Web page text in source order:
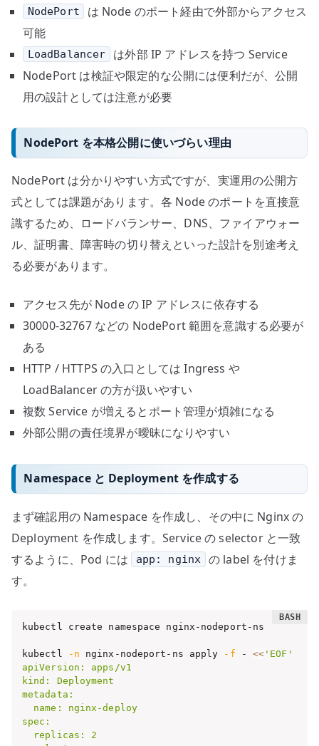
NodePort
は Node のポート経由で外部からアクセス
可能
LoadBalancer
は外部 IP アドレスを持つ Service
NodePort は検証や限定的な公開には便利だが、公開
用の設計としては注意が必要
NodePort を本格公開に使いづらい理由
NodePort は分かりやすい方式ですが、実運用の公開方
式としては課題があります。各 Node のポートを直接意
識するため、ロードバランサー、DNS、ファイアウォー
ル、証明書、障害時の切り替えといった設計を別途考え
る必要があります。
アクセス先が Node の IP アドレスに依存する
30000-32767 などの NodePort 範囲を意識する必要が
ある
HTTP / HTTPS の入口としては Ingress や
LoadBalancer の方が扱いやすい
複数 Service が増えるとポート管理が煩雑になる
外部公開の責任境界が曖昧になりやすい
Namespace と Deployment を作成する
まず確認用の Namespace を作成し、その中に Nginx の
Deployment を作成します。Service の selector と一致
するように、Pod には
app: nginx
の label を付けま
す。
kubectl create namespace nginx-nodeport-ns
kubectl -n nginx-nodeport-ns apply -f - << 'EOF'
apiVersion: apps/v1
kind: Deployment
metadata:
  name: nginx-deploy
spec:
  replicas: 2